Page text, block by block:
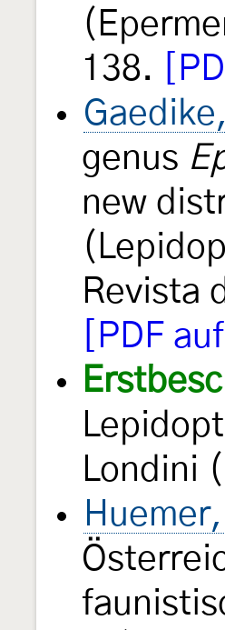
138.
genus
new
Revista
[PDF
Londini